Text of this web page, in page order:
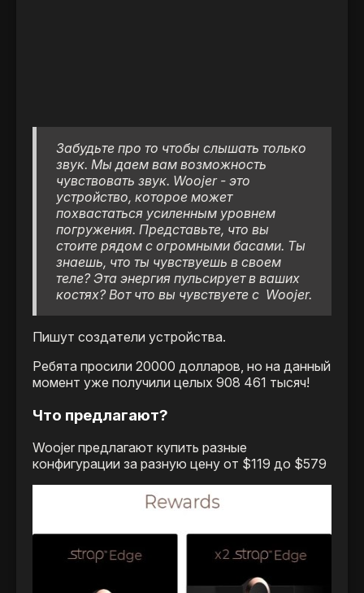
Забудьте про то чтобы слышать только
звук. Мы даем вам возможность
чувствовать звук. Woojer - это
устройство, которое может
похвастаться усиленным уровнем
погружения. Представьте, что вы
стоите рядом с огромными басами. Ты
знаешь, что ты чувствуешь в своем
теле? Эта энергия пульсирует в ваших
костях? Вот что вы чувствуете с Woojer.
Пишут создатели устройства.
Ребята просили 20000 долларов, но на данный
момент уже получили целых 908 461 тысяч!
Что предлагают?
Woojer предлагают купить разные
конфигурации за разную цену от $119 до $579